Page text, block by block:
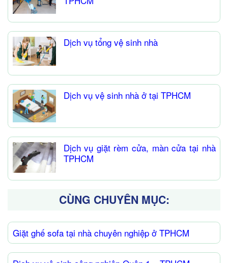
Dịch vụ tổng vệ sinh nhà
Dịch vụ vệ sinh nhà ở tại TPHCM
Dịch vụ giặt rèm cửa, màn cửa tại nhà
TPHCM
CÙNG CHUYÊN MỤC:
Giặt ghế sofa tại nhà chuyên nghiệp ở TPHCM